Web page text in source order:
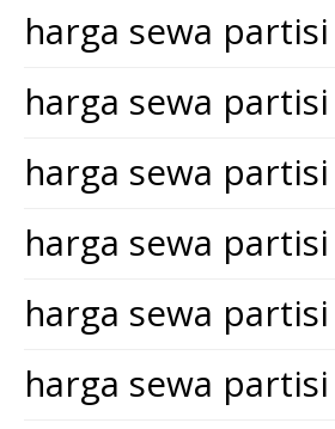
harga sewa
harga sewa
harga sewa
harga sewa
harga sewa
harga sewa